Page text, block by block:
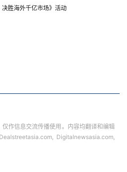
胜海外千亿市场》活动
作信息交流传播使用。内容均翻译和编辑
Digitalnewsasia.com,